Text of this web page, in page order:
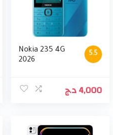
5.5
Nokia 235 4G
2026
4,000د.ج